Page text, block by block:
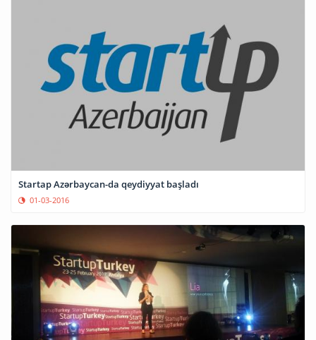
Startap Azərbaycan-da qeydiyyat başladı
01-03-2016